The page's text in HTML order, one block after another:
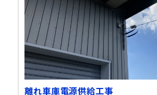
離れ車庫電源供給工事